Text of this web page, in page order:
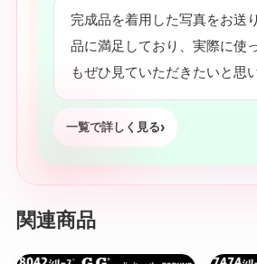
完成品を着用した写真をお送
品に満足しており、実際に使
もぜひ見ていただきたいと思
一覧で詳しく見る
関連商品